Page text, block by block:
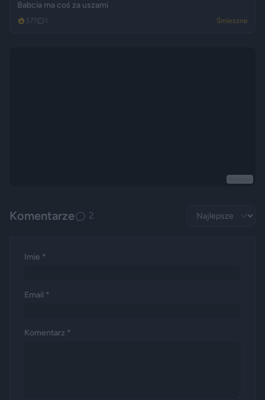
Babcia ma coś za uszami
377 1 Śmieszne
Komentarze 2
Imie *
Email *
Komentarz *